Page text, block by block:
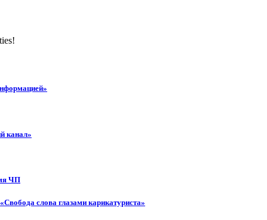
канал»
ЧП
слова глазами карикатуриста»